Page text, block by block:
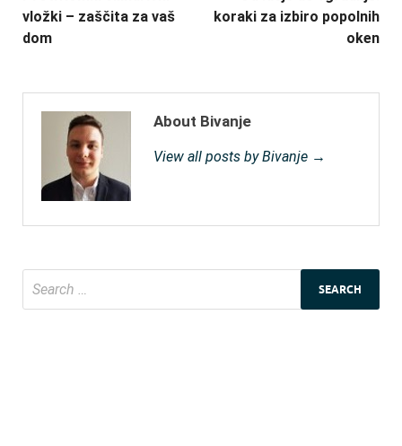
vložki – zaščita za vaš
dom
koraki za izbiro popolnih
oken
About Bivanje
View all posts by Bivanje →